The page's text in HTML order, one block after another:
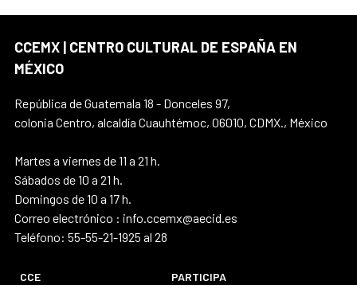
CCEMX | CENTRO CULTURAL DE ESPAÑA EN
MÉXICO
República de Guatemala 18 - Donceles 97,
colonia Centro, alcaldía Cuauhtémoc, 06010, CDMX., México
Martes a viernes de 11 a 21 h.
Sábados de 10 a 21 h.
Domingos de 10 a 17 h.
Correo electrónico : info.ccemx@aecid.es
Teléfono: 55-55-21-1925 al 28
CCE
PARTICIPA